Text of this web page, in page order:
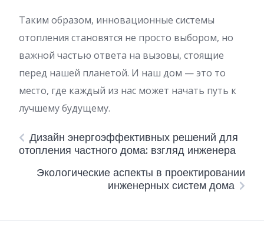
Таким образом, инновационные системы
отопления становятся не просто выбором, но
важной частью ответа на вызовы, стоящие
перед нашей планетой. И наш дом — это то
место, где каждый из нас может начать путь к
лучшему будущему.
Дизайн энергоэффективных решений для
отопления частного дома: взгляд инженера
Экологические аспекты в проектировании
инженерных систем дома